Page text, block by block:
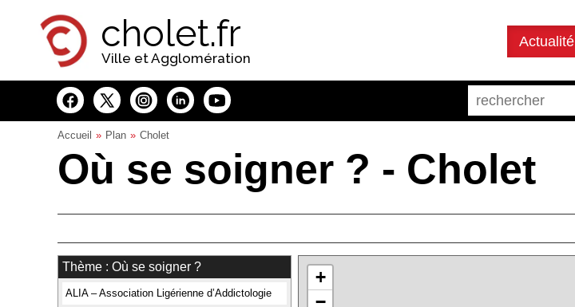
cholet.fr
Ville et Agglomération
Actualité
Accueil Plan Cholet
Où se soigner ? - Cholet
Thème : Où se soigner ?
ALIA – Association Ligérienne d’Addictologie
+
−